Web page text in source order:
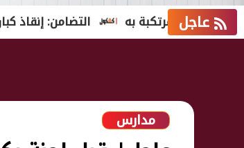
عاجل التضامن: إنقاذ كبار بلا مأوى فى 6 محافظات والتعامل مع 552 به
مدارس